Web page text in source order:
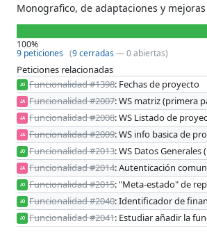
Monografico, de adaptaciones y
100%
9 peticiones (9 cerradas— 0 abiertas)
Peticiones relacionadas
JO Funcionalidad #1398: Fechas de proyecto
JA Funcionalidad #2007: WS matriz (primera
JA Funcionalidad #2008: WS Listado de
JA Funcionalidad #2009: WS info basica de
JO Funcionalidad #2013: WS Datos Generales
JA Funcionalidad #2014: Autenticación
JO Funcionalidad #2015: "Meta-estado" de
JO Funcionalidad #2040: Identificador de
JO Funcionalidad #2041: Estudiar añadir la